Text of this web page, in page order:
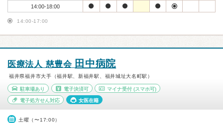
14:00-18:00
14:00-17:00
医療法人 慈豊会 田中病院
福井県福井市大手（福井駅、新福井駅、福井城址大名町駅）
駐車場あり 電子決済可 マイナ受付 (スマホ可)
電子処方せん対応 女医在籍
土曜（〜17:00）